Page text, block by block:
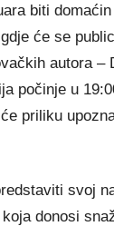
biti
će se
autora –
počinje u
priliku
svoj
donosi